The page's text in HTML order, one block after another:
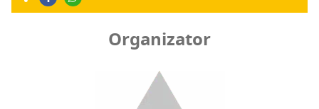
Organizator